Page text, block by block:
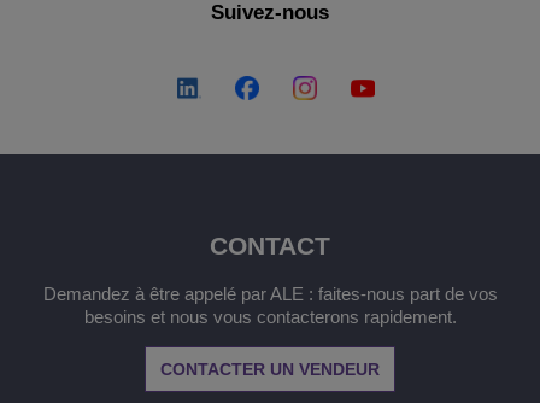
Suivez-nous
CONTACT
Demandez à être appelé par ALE : faites-nous part de vos
besoins et nous vous contacterons rapidement.
CONTACTER UN VENDEUR